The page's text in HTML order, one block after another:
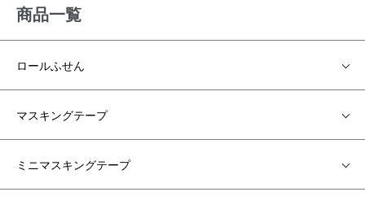
商品一覧
ロールふせん
マスキングテープ
ミニマスキングテープ